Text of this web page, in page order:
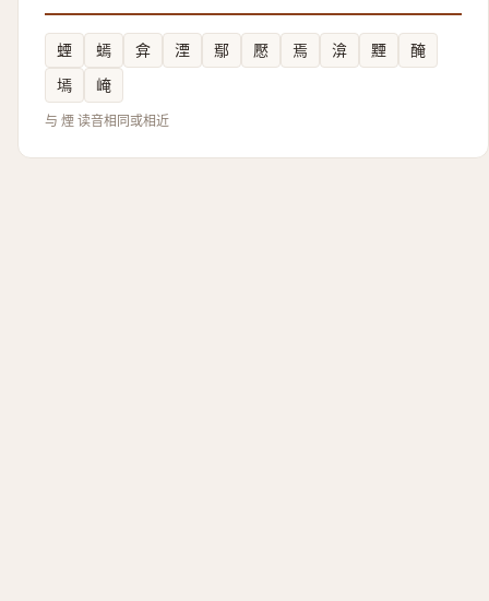
䗎 䗡 弇 湮 鄢 懕 焉 渰 黫
醃
墕
崦
与 煙 读音相同或相近